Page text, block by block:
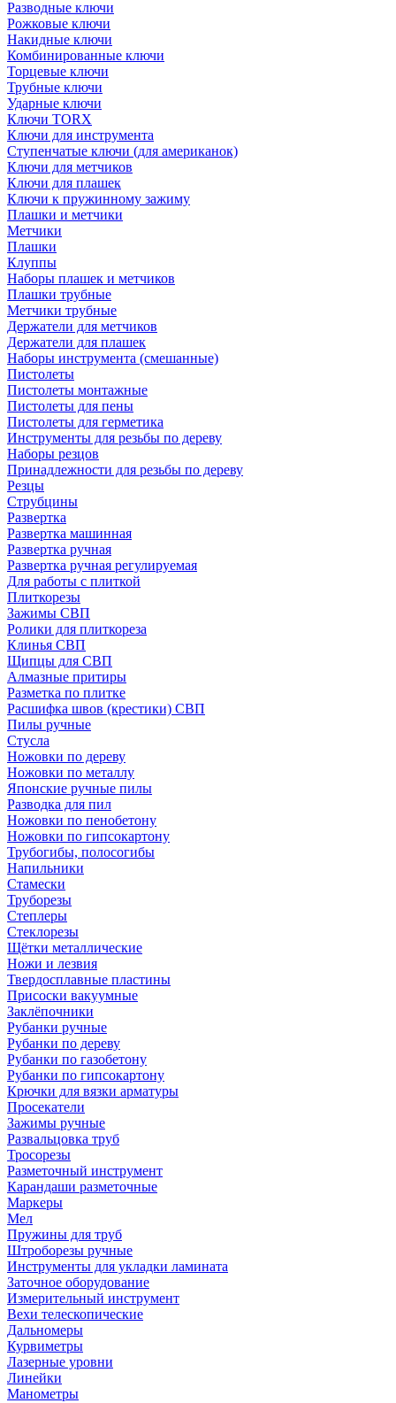
Разводные ключи
Рожковые ключи
Накидные ключи
Комбинированные ключи
Торцевые ключи
Трубные ключи
Ударные ключи
Ключи TORX
Ключи для инструмента
Ступенчатые ключи (для американок)
Ключи для метчиков
Ключи для плашек
Ключи к пружинному зажиму
Плашки и метчики
Метчики
Плашки
Клуппы
Наборы плашек и метчиков
Плашки трубные
Метчики трубные
Держатели для метчиков
Держатели для плашек
Наборы инструмента (смешанные)
Пистолеты
Пистолеты монтажные
Пистолеты для пены
Пистолеты для герметика
Инструменты для резьбы по дереву
Наборы резцов
Принадлежности для резьбы по дереву
Резцы
Струбцины
Развертка
Развертка машинная
Развертка ручная
Развертка ручная регулируемая
Для работы с плиткой
Плиткорезы
Зажимы СВП
Ролики для плиткореза
Клинья СВП
Щипцы для СВП
Алмазные притиры
Разметка по плитке
Расшифка швов (крестики) СВП
Пилы ручные
Стусла
Ножовки по дереву
Ножовки по металлу
Японские ручные пилы
Разводка для пил
Ножовки по пенобетону
Ножовки по гипсокартону
Трубогибы, полосогибы
Напильники
Стамески
Труборезы
Степлеры
Стеклорезы
Щётки металлические
Ножи и лезвия
Твердосплавные пластины
Присоски вакуумные
Заклёпочники
Рубанки ручные
Рубанки по дереву
Рубанки по газобетону
Рубанки по гипсокартону
Крючки для вязки арматуры
Просекатели
Зажимы ручные
Развальцовка труб
Тросорезы
Разметочный инструмент
Карандаши разметочные
Маркеры
Мел
Пружины для труб
Штроборезы ручные
Инструменты для укладки ламината
Заточное оборудование
Измерительный инструмент
Вехи телескопические
Дальномеры
Курвиметры
Лазерные уровни
Линейки
Манометры